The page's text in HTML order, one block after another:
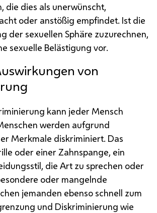
die dies als unerwünscht,
oder anstößig empfindet. Ist die
der sexuellen Sphäre zuzurechnen,
sexuelle Belästigung vor.
von
kann jeder Mensch
werden aufgrund
Merkmale diskriminiert. Das
oder einer Zahnspange, ein
die Art zu sprechen oder
oder mangelnde
jemanden ebenso schnell zum
und Diskriminierung wie